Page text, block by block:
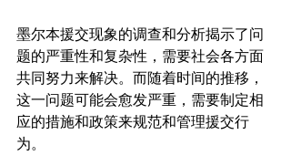
墨尔本援交现象的调查和分析揭示了问
题的严重性和复杂性，需要社会各方面
共同努力来解决。而随着时间的推移，
这一问题可能会愈发严重，需要制定相
应的措施和政策来规范和管理援交行